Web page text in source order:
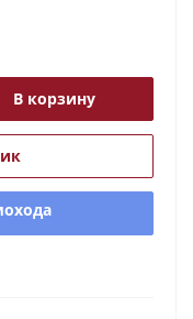
В корзину